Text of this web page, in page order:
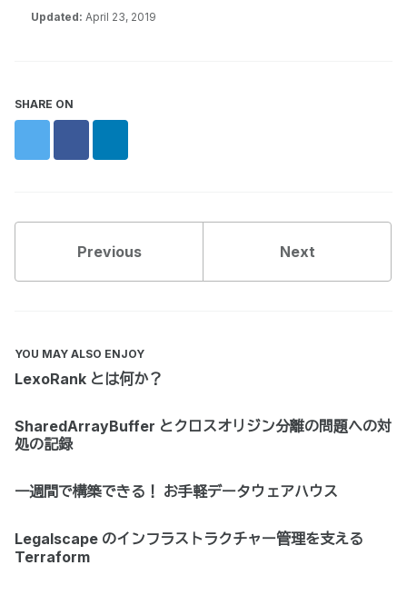
Updated: April 23, 2019
SHARE ON
Previous Next
YOU MAY ALSO ENJOY
LexoRank とは何か？
SharedArrayBuffer とクロスオリジン分離の問題への対
処の記録
一週間で構築できる！ お手軽データウェアハウス
Legalscape のインフラストラクチャー管理を支える
Terraform